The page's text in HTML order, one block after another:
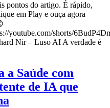
pontos do artigo. É rápido,
em Play e ouça agora
youtube.com/shorts/
Nir – Luso AI A verdade é
Saúde com
de IA que